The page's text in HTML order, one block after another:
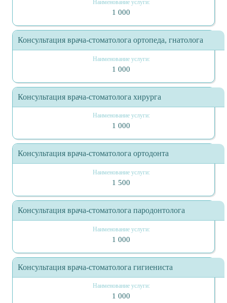
1 000
Консультация врача-стоматолога ортопеда, гнатолога
1 000
Консультация врача-стоматолога хирурга
1 000
Консультация врача-стоматолога ортодонта
1 500
Консультация врача-стоматолога пародонтолога
1 000
Консультация врача-стоматолога гигиениста
1 000